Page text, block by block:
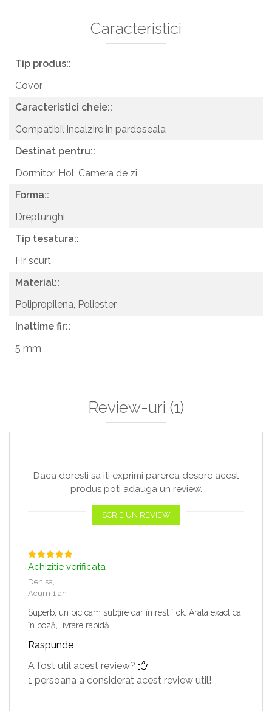
Caracteristici
Tip produs::
Covor
Caracteristici cheie::
Compatibil incalzire in pardoseala
Destinat pentru::
Dormitor, Hol, Camera de zi
Forma::
Dreptunghi
Tip tesatura::
Fir scurt
Material::
Polipropilena, Poliester
Inaltime fir::
5 mm
Review-uri (1)
Daca doresti sa iti exprimi parerea despre acest
produs poti adauga un review.
SCRIE UN REVIEW
Achizitie verificata
Denisa,
Acum 1 an
Superb, un pic cam subțire dar în rest f ok. Arata exact ca
în poză, livrare rapidă.
Raspunde
A fost util acest review?
1 persoana a considerat acest review util!